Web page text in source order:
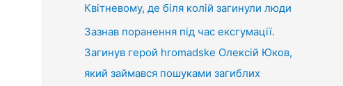
Квітневому, де біля колій загинули люди
Зазнав поранення під час ексгумації.
Загинув герой hromadske Олексій Юков,
який займався пошуками загиблих